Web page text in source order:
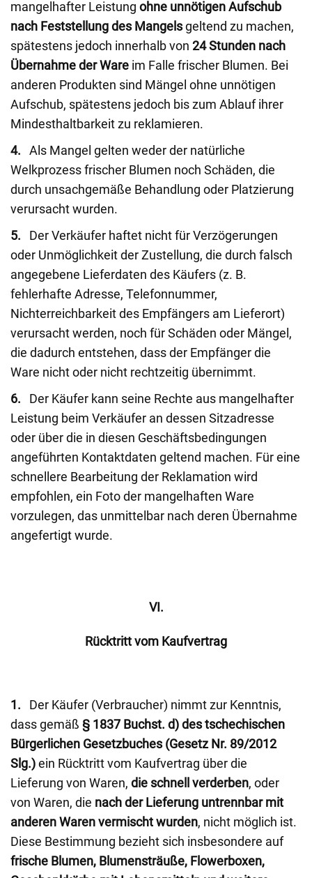
mangelhafter Leistung ohne unnötigen Aufschub
nach Feststellung des Mangelsgeltend zu machen,
spätestens jedoch innerhalb von 24 Stunden nach
Übernahme der Ware im Falle frischer Blumen. Bei
anderen Produkten sind Mängel ohne unnötigen
Aufschub, spätestens jedoch bis zum Ablauf ihrer
Mindesthaltbarkeit zu reklamieren.
4. Als Mangel gelten weder der natürliche
Welkprozess frischer Blumen noch Schäden, die
durch unsachgemäße Behandlung oder Platzierung
verursacht wurden.
5. Der Verkäufer haftet nicht für Verzögerungen
oder Unmöglichkeit der Zustellung, die durch falsch
angegebene Lieferdaten des Käufers (z. B.
fehlerhafte Adresse, Telefonnummer,
Nichterreichbarkeit des Empfängers am Lieferort)
verursacht werden, noch für Schäden oder Mängel,
die dadurch entstehen, dass der Empfänger die
Ware nicht oder nicht rechtzeitig übernimmt.
6. Der Käufer kann seine Rechte aus mangelhafter
Leistung beim Verkäufer an dessen Sitzadresse
oder über die in diesen Geschäftsbedingungen
angeführten Kontaktdaten geltend machen. Für eine
schnellere Bearbeitung der Reklamation wird
empfohlen, ein Foto der mangelhaften Ware
vorzulegen, das unmittelbar nach deren Übernahme
angefertigt wurde.
VI.
Rücktritt vom Kaufvertrag
1.
Der Käufer (Verbraucher) nimmt zur Kenntnis,
dass gemäß § 1837 Buchst. d) des tschechischen
Bürgerlichen Gesetzbuches (Gesetz Nr. 89/2012
Slg.)ein Rücktritt vom Kaufvertrag über die
Lieferung von Waren, die schnell verderben, oder
von Waren, die nach der Lieferung untrennbar mit
anderen Waren vermischt wurden, nicht möglich ist.
Diese Bestimmung bezieht sich insbesondere auf
frische Blumen, Blumensträuße, Flowerboxen,